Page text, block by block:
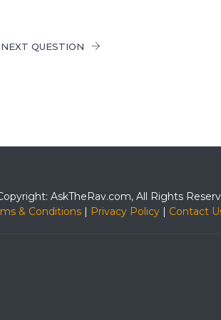
NEXT QUESTION
AskTheRav.com, All Rights
& Conditions | Privacy Policy | Contact